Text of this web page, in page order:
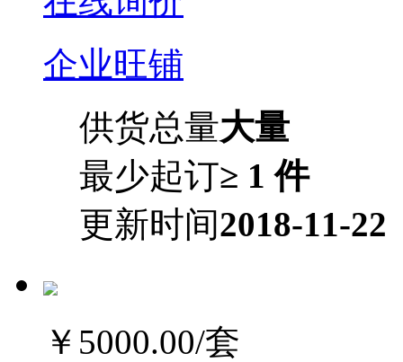
企业旺铺
供货总量大量
最少起订≥ 1 件
更新时间2018-11-22
￥5000.00/套